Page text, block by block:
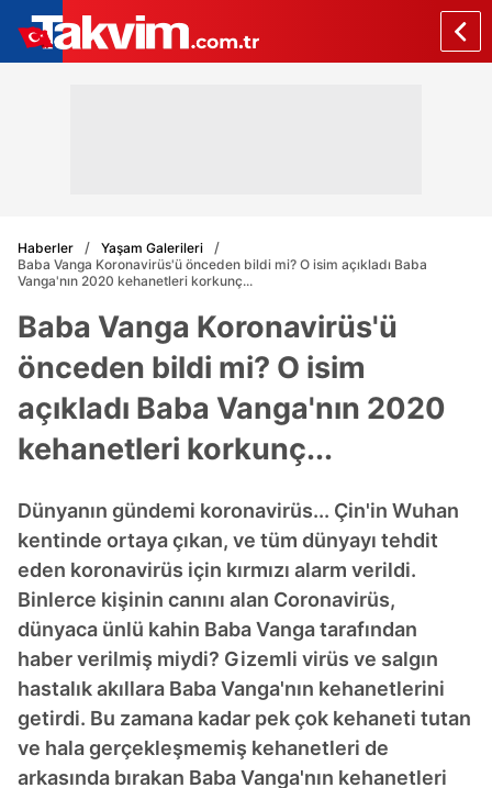
Haberler
Yaşam Galerileri
Baba Vanga Koronavirüs'ü önceden bildi mi? O isim açıkladı Baba
Vanga'nın 2020 kehanetleri korkunç...
Baba Vanga Koronavirüs'ü
önceden bildi mi? O isim
açıkladı Baba Vanga'nın 2020
kehanetleri korkunç...
Dünyanın gündemi koronavirüs... Çin'in Wuhan
kentinde ortaya çıkan, ve tüm dünyayı tehdit
eden koronavirüs için kırmızı alarm verildi.
Binlerce kişinin canını alan Coronavirüs,
dünyaca ünlü kahin Baba Vanga tarafından
haber verilmiş miydi? Gizemli virüs ve salgın
hastalık akıllara Baba Vanga'nın kehanetlerini
getirdi. Bu zamana kadar pek çok kehaneti tutan
ve hala gerçekleşmemiş kehanetleri de
arkasında bırakan Baba Vanga'nın kehanetleri